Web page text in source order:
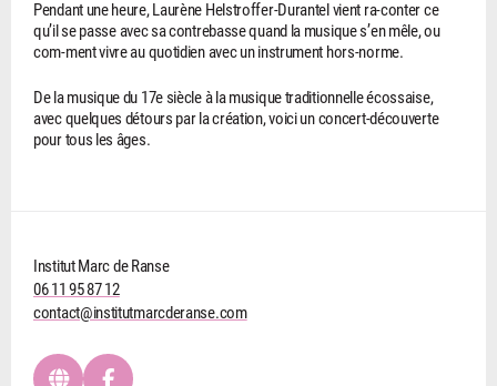
Pendant une heure, Laurène Helstroffer-Durantel vient ra-conter ce
qu’il se passe avec sa contrebasse quand la musique s’en mêle, ou
com-ment vivre au quotidien avec un instrument hors-norme.
De la musique du 17e siècle à la musique traditionnelle écossaise,
avec quelques détours par la création, voici un concert-découverte
pour tous les âges.
Institut Marc de Ranse
06 11 95 87 12
contact@institutmarcderanse.com